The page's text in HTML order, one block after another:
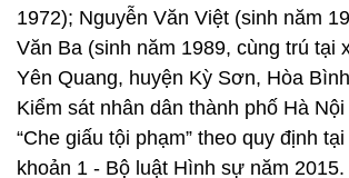
1972); Nguyễn Văn Việt (sinh năm
Văn Ba (sinh năm 1989, cùng trú tại
Yên Quang, huyện Kỳ Sơn, Hòa
Kiểm sát nhân dân thành phố Hà
“Che giấu tội phạm” theo quy định
khoản 1 - Bộ luật Hình sự năm 2015.